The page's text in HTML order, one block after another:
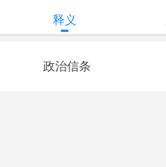
释义
政治信条